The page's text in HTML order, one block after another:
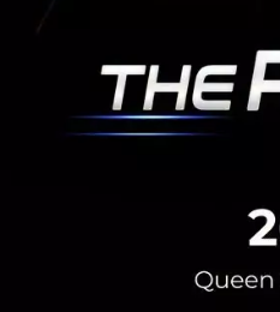
“โลกไม่สนความรู้สึกคุณ” คือป
จริงที่สุดสำหรับยุคสมัยนี้ เพรา
ในสายตาของ CK เทคโนโลยี
กลัวจริง ๆ ไม่ใช่ AI แต่คือการ